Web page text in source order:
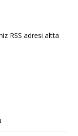
RSS adresi altta